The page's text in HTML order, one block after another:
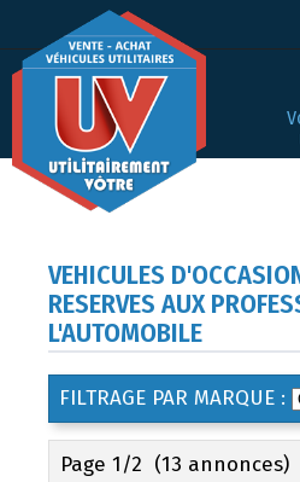
VEHICULES
RESERVES AUX
L'AUTOMOBILE
FILTRAGE PAR MARQUE :
Page 1/2 (13 annonces)